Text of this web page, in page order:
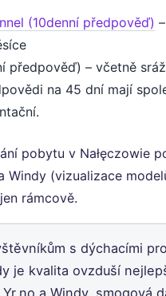
(10denní předpověď)
předpověď) – včetně
na 45 dní mají
pobytu v Nałęczowie
Windy (vizualizace
rámcově.
s dýchacími
je kvalita ovzduší
a Windy, smogová